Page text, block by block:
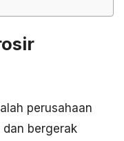
perusahaan
bergerak